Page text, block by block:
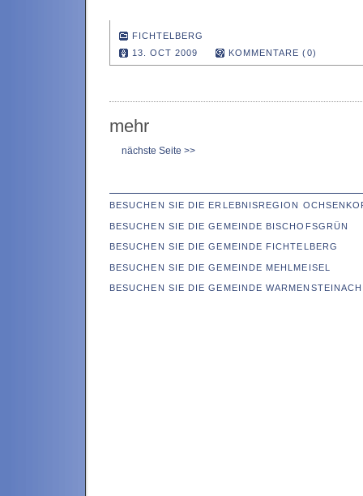
FICHTELBERG
13. OCT 2009
KOMMENTARE (0)
mehr
nächste Seite >>
BESUCHEN SIE DIE ERLEBNISREGION
BESUCHEN SIE DIE GEMEINDE BISCHOFSGRÜN
BESUCHEN SIE DIE GEMEINDE FICHTELBERG
BESUCHEN SIE DIE GEMEINDE MEHLMEISEL
BESUCHEN SIE DIE GEMEINDE WARMENSTEINACH